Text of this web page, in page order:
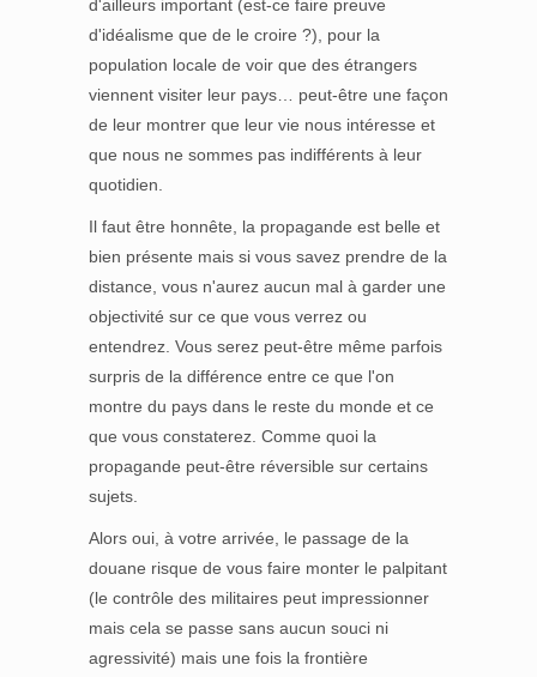
d'ailleurs important (est-ce faire preuve
d'idéalisme que de le croire ?), pour la
population locale de voir que des étrangers
viennent visiter leur pays… peut-être une façon
de leur montrer que leur vie nous intéresse et
que nous ne sommes pas indifférents à leur
quotidien.
Il faut être honnête, la propagande est belle et
bien présente mais si vous savez prendre de la
distance, vous n'aurez aucun mal à garder une
objectivité sur ce que vous verrez ou
entendrez. Vous serez peut-être même parfois
surpris de la différence entre ce que l'on
montre du pays dans le reste du monde et ce
que vous constaterez. Comme quoi la
propagande peut-être réversible sur certains
sujets.
Alors oui, à votre arrivée, le passage de la
douane risque de vous faire monter le palpitant
(le contrôle des militaires peut impressionner
mais cela se passe sans aucun souci ni
agressivité) mais une fois la frontière